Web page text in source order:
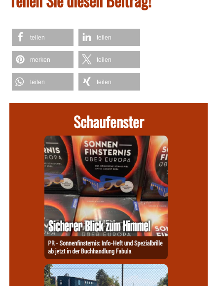
teilen teilen
merken teilen
teilen teilen
Schaufenster